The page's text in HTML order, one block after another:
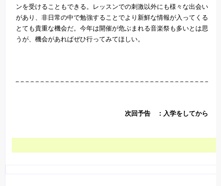
ンを受けることもできる。レッスンでの刺激以外にも様々な出会い
があり、非日常の中で勉強することでより新鮮な情報が入ってくる
とても貴重な機会だ。今年は開催が危ぶまれる音楽祭も多いとは思
うが、機会があればぜひ行ってみてほしい。
次回予告 ：入学をしてから